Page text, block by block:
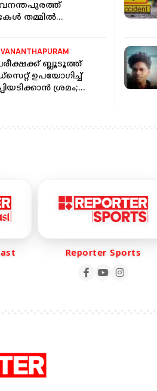
തമ്മില്‍
പരീക്ഷക്ക് ബ്ലൂടൂത്ത്
ഉപയോഗിച്ച്
ശ്രമം;
Reporter Sports